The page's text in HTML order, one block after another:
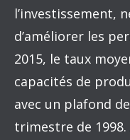
l’investissement,
d’améliorer les
2015, le taux
capacités de
avec un plafond
trimestre de